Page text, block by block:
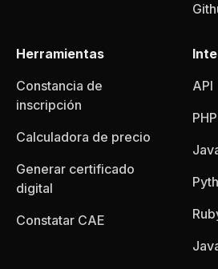
Herramientas
Constancia de
inscripción
Calculadora de precio
Generar certificado
digital
Constatar CAE
API
PHP